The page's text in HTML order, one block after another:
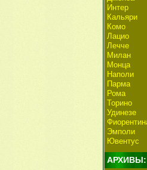
Интер
Кальяри
Комо
Лацио
Лечче
Милан
Монца
Наполи
Парма
Рома
Торино
Удинезе
Эмполи
Ювентус
АРХИВЫ: